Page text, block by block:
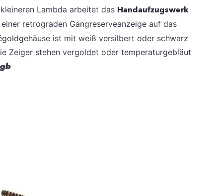
Lambda arbeitet das Handaufzugswerk
retrograden Gangreserveanzeige auf das
ist mit weiß versilbert oder schwarz
Zeiger stehen vergoldet oder temperaturgebläut
gb